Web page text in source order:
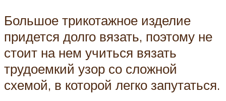
Большое трикотажное изделие
придется долго вязать, поэтому не
стоит на нем учиться вязать
трудоемкий узор со сложной
схемой, в которой легко запутаться.